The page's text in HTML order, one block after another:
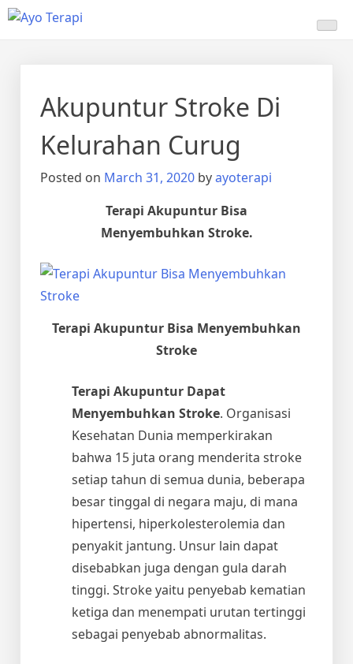
Skip
Ayo Terapi
Homecare Akupunktur
Akupuntur Stroke Di
Kelurahan Curug
Posted on March 31, 2020 byayoterapi
Terapi Akupuntur Bisa
Menyembuhkan Stroke.
Terapi Akupuntur Bisa Menyembuhkan
Stroke
Terapi Akupuntur Dapat
Menyembuhkan Stroke. Organisasi
Kesehatan Dunia memperkirakan
bahwa 15 juta orang menderita stroke
setiap tahun di semua dunia, beberapa
besar tinggal di negara maju, di mana
hipertensi, hiperkolesterolemia dan
penyakit jantung. Unsur lain dapat
disebabkan juga dengan gula darah
tinggi. Stroke yaitu penyebab kematian
ketiga dan menempati urutan tertinggi
sebagai penyebab abnormalitas.